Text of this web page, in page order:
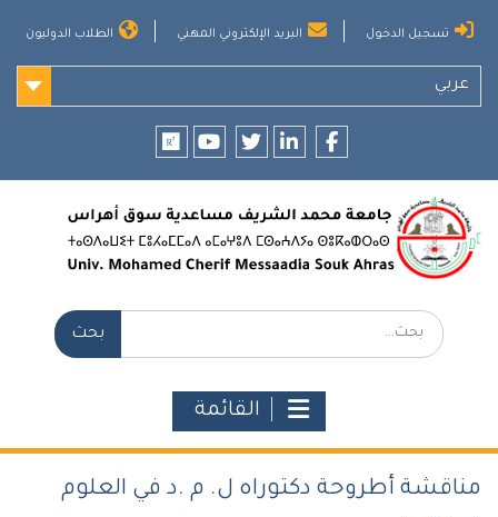
تسجيل الدخول البريد الإلكتروني المهني الطلاب الدوليون
عربي
بحث:
القائمة
مناقشة أطروحة دكتوراه ل. م .د في العلوم